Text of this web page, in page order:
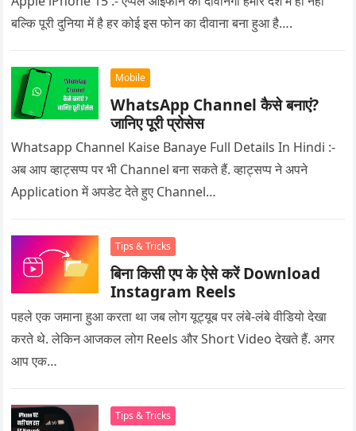
बल्कि पूरी दुनिया में है हर कोई इस फोन का दीवाना बना हुआ है….
Mobile
WhatsApp Channel कैसे बनाएं?
जानिए पूरी प्रोसेस
Whatsapp Channel Kaise Banaye Full Details In Hindi :-
अब आप व्हाट्सप्प पर भी Channel बना सकते हैं. व्हाट्सप्प ने अपने
Application में अपडेट देते हुए Channel…
Tips & Tricks
बिना किसी एप के ऐसे करें Download
Instagram Reels
पहले एक जमाना हुआ करता था जब लोग यूट्यूब पर लंबे-लंबे वीडियो देखा
करते थे. लेकिन आजकल लोग Reels और Short Video देखते हैं. अगर
आप एक…
Tips & Tricks